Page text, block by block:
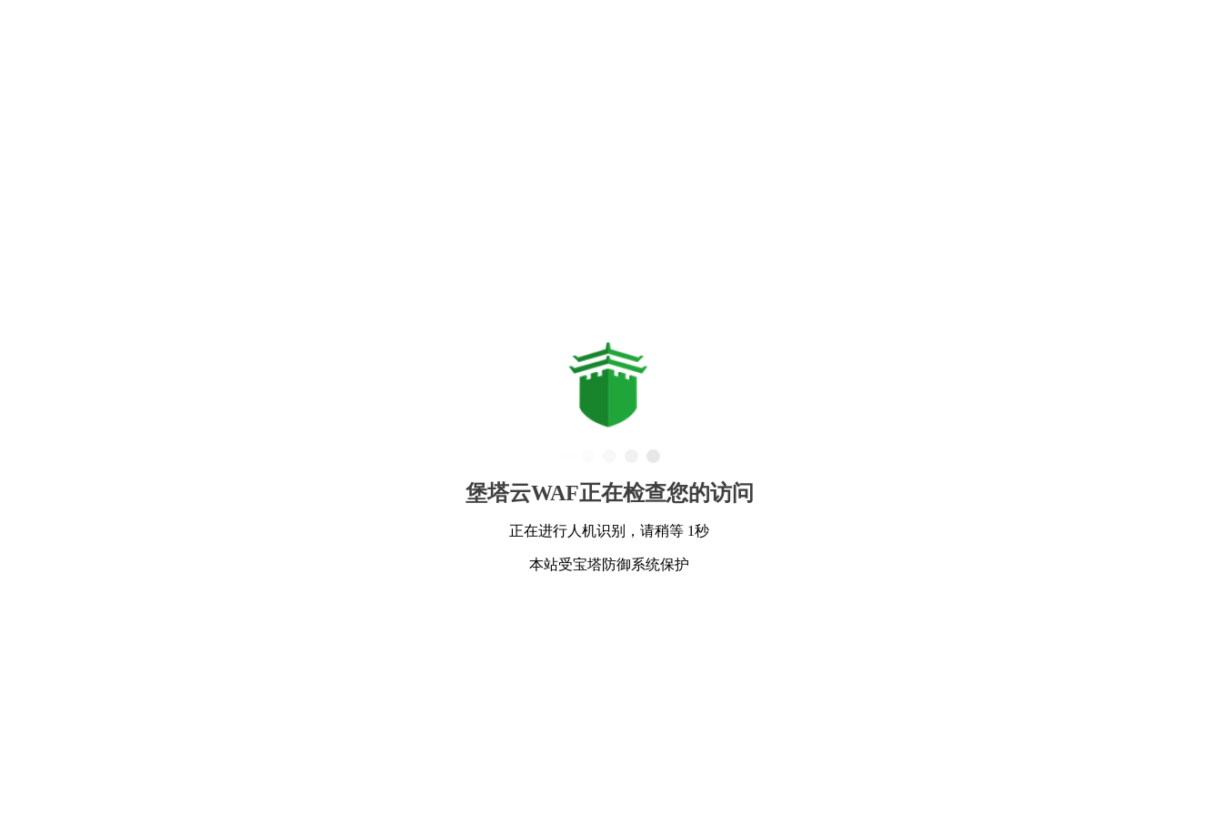
堡塔云WAF正在检查您的访问
正在进行人机识别，请稍等 1秒
本站受宝塔防御系统保护